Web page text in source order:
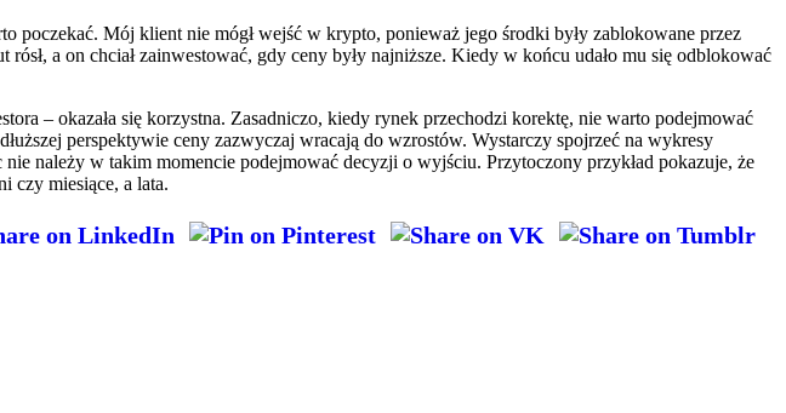
poczekać. Mój klient nie mógł wejść w krypto, ponieważ jego środki były zablokowane przez
a on chciał zainwestować, gdy ceny były najniższe. Kiedy w końcu udało mu się odblokować
– okazała się korzystna. Zasadniczo, kiedy rynek przechodzi korektę, nie warto podejmować
perspektywie ceny zazwyczaj wracają do wzrostów. Wystarczy spojrzeć na wykresy
należy w takim momencie podejmować decyzji o wyjściu. Przytoczony przykład pokazuje, że
czy miesiące, a lata.